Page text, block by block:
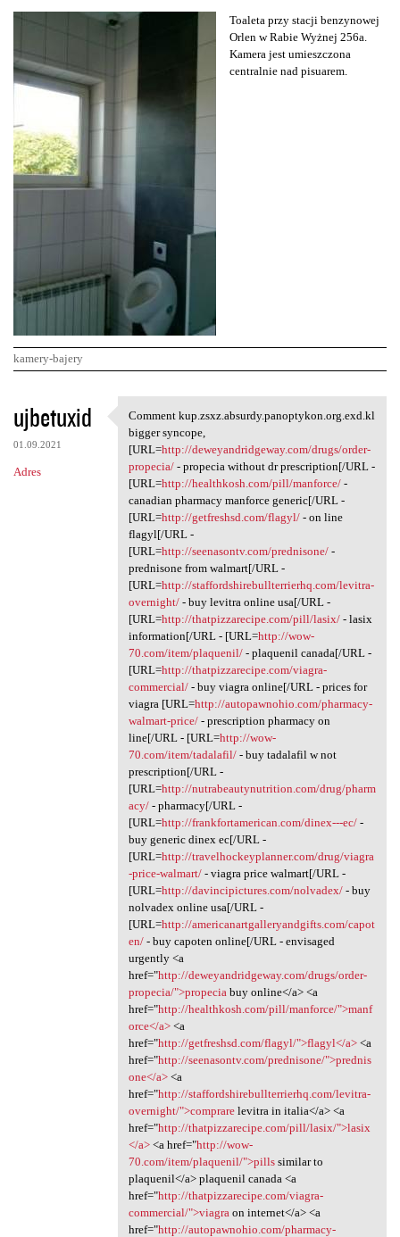
Toaleta przy stacji benzynowej
Orlen w Rabie Wyżnej 256a.
Kamera jest umieszczona
centralnie nad pisuarem.
kamery-bajery
K
o
m
e
ujbetuxid
01.09.2021
Adres
Comment kup.zsxz.absurdy
Comment kup.zsxz.absurdy.panoptykon.org.exd.kl
bigger syncope,
[URL=http://deweyandridgeway.com/drugs/order-
propecia/- propecia without dr prescription[/URL -
[URL=http://healthkosh.com/pill/manforce/-
canadian pharmacy manforce generic[/URL -
[URL=http://getfreshsd.com/flagyl/- on line
flagyl[/URL -
[URL=http://seenasontv.com/prednisone/-
prednisone from walmart[/URL -
[URL=http://staffordshirebullterrierhq.com/levitra-
overnight/- buy levitra online usa[/URL -
[URL=http://thatpizzarecipe.com/pill/lasix/- lasix
information[/URL - [URL=http://wow-
70.com/item/plaquenil/- plaquenil canada[/URL -
[URL=http://thatpizzarecipe.com/viagra-
commercial/- buy viagra online[/URL - prices for
viagra [URL=http://autopawnohio.com/pharmacy-
walmart-price/- prescription pharmacy on
line[/URL - [URL=http://wow-
70.com/item/tadalafil/- buy tadalafil w not
prescription[/URL -
[URL=http://nutrabeautynutrition.com/drug/pharm
acy/- pharmacy[/URL -
[URL=http://frankfortamerican.com/dinex---ec/-
buy generic dinex ec[/URL -
[URL=http://travelhockeyplanner.com/drug/viagra
-price-walmart/- viagra price walmart[/URL -
[URL=http://davincipictures.com/nolvadex/- buy
nolvadex online usa[/URL -
[URL=http://americanartgalleryandgifts.com/capot
en/- buy capoten online[/URL - envisaged
urgently <a
href="http://deweyandridgeway.com/drugs/order-
propecia/">propecia buy online</a> <a
href="http://healthkosh.com/pill/manforce/">manf
orce</a><a
href="http://getfreshsd.com/flagyl/">flagyl</a><a
href="http://seenasontv.com/prednisone/">prednis
one</a><a
href="http://staffordshirebullterrierhq.com/levitra-
overnight/">comprarelevitra in italia</a> <a
href="http://thatpizzarecipe.com/pill/lasix/">lasix
</a><a href="http://wow-
70.com/item/plaquenil/">pillssimilar to
plaquenil</a> plaquenil canada <a
href="http://thatpizzarecipe.com/viagra-
commercial/">viagra on internet</a> <a
href="http://autopawnohio.com/pharmacy-